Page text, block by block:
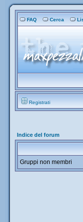
FAQ Cerca
Registrati
Indice del forum
Gruppi non membri